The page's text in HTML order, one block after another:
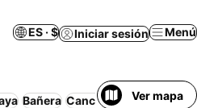
ES · $ Iniciar sesión Menú
Bañera Cancelación gratuita
Ver mapa